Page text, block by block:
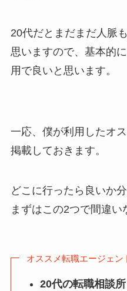
20代だとまだまだ人脈
思いますので、基本的
用で良いと思います。
一応、僕が利用したオ
掲載しておきます。
どこに行ったら良いか
まずはこの2つで間違い
オススメ転職エージェン
20代の転職相談所